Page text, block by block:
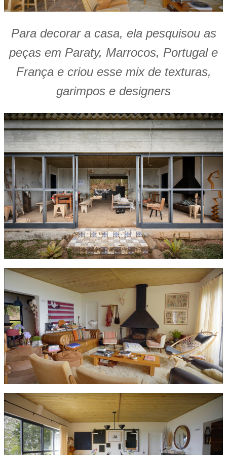
Para decorar a casa, ela pesquisou as
peças em Paraty, Marrocos, Portugal e
França e criou esse mix de texturas,
garimpos e designers